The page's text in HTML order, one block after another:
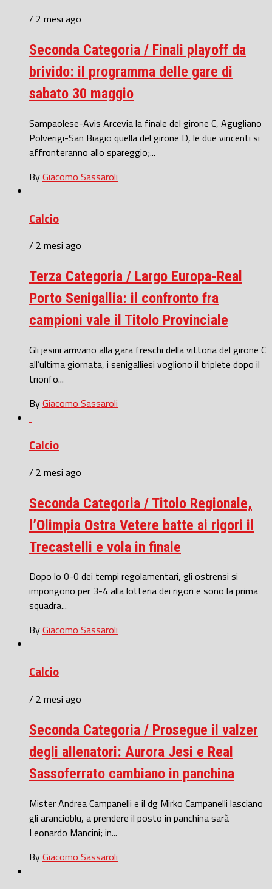
/ 2 mesi ago
Seconda Categoria / Finali playoff da
brivido: il programma delle gare di
sabato 30 maggio
Sampaolese-Avis Arcevia la finale del girone C, Agugliano
Polverigi-San Biagio quella del girone D, le due vincenti si
affronteranno allo spareggio;...
ByGiacomo Sassaroli
Calcio
/ 2 mesi ago
Terza Categoria / Largo Europa-Real
Porto Senigallia: il confronto fra
campioni vale il Titolo Provinciale
Gli jesini arrivano alla gara freschi della vittoria del girone C
all’ultima giornata, i senigalliesi vogliono il triplete dopo il
trionfo...
ByGiacomo Sassaroli
Calcio
/ 2 mesi ago
Seconda Categoria / Titolo Regionale,
l’Olimpia Ostra Vetere batte ai rigori il
Trecastelli e vola in finale
Dopo lo 0-0 dei tempi regolamentari, gli ostrensi si
impongono per 3-4 alla lotteria dei rigori e sono la prima
squadra...
ByGiacomo Sassaroli
Calcio
/ 2 mesi ago
Seconda Categoria / Prosegue il valzer
degli allenatori: Aurora Jesi e Real
Sassoferrato cambiano in panchina
Mister Andrea Campanelli e il dg Mirko Campanelli lasciano
gli arancioblu, a prendere il posto in panchina sarà
Leonardo Mancini; in...
ByGiacomo Sassaroli